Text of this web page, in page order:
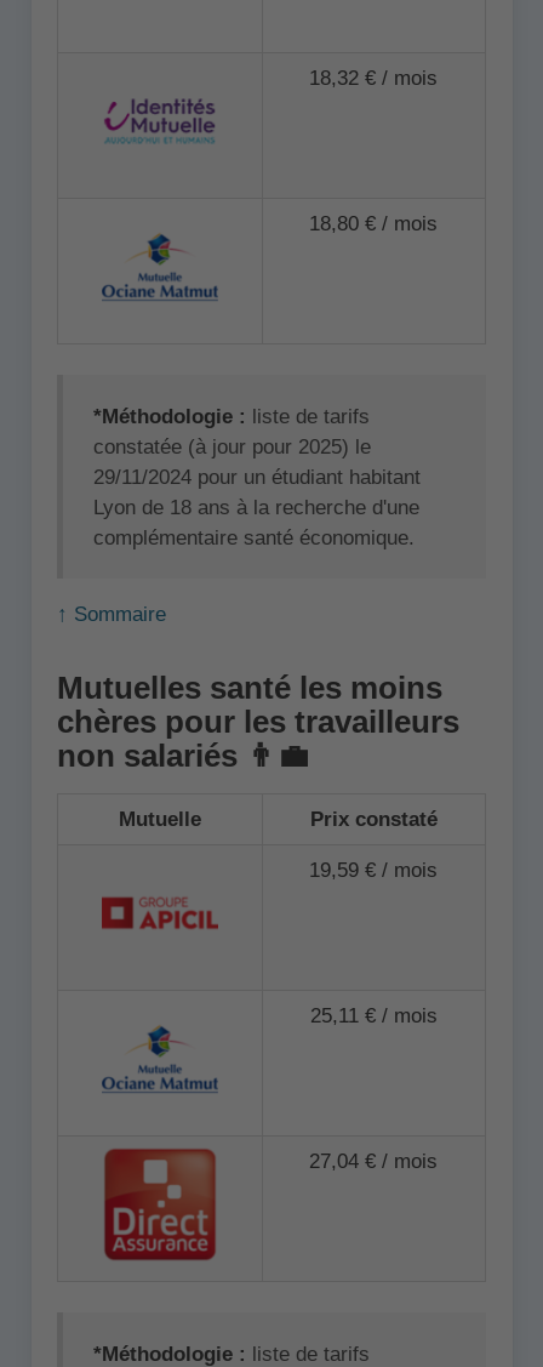
18,32 € / mois
18,80 € / mois
*Méthodologie : liste de tarifs
constatée (à jour pour 2025) le
29/11/2024 pour un étudiant habitant
Lyon de 18 ans à la recherche d'une
complémentaire santé économique.
↑ Sommaire
Mutuelles santé les moins
chères pour les travailleurs
non salariés 👨‍💼
Mutuelle Prix constaté
19,59 € / mois
25,11 € / mois
27,04 € / mois
*Méthodologie : liste de tarifs